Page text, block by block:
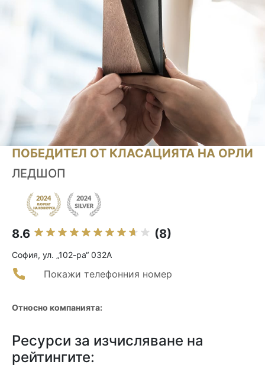
ПОБЕДИТЕЛ ОТ КЛАСАЦИЯТА НА ОРЛИ
ЛЕДШОП
8.6 (8)
София, ул. „102-ра“ 032А
Покажи телефонния номер
Относно компанията:
Ресурси за изчисляване на
рейтингите: